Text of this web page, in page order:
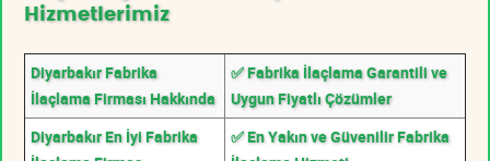
Hizmetlerimiz
Diyarbakır Fabrika
İlaçlama Firması Hakkında
✅ Fabrika İlaçlama Garantili ve
Uygun Fiyatlı Çözümler
Diyarbakır En İyi Fabrika
✅ En Yakın ve Güvenilir Fabrika